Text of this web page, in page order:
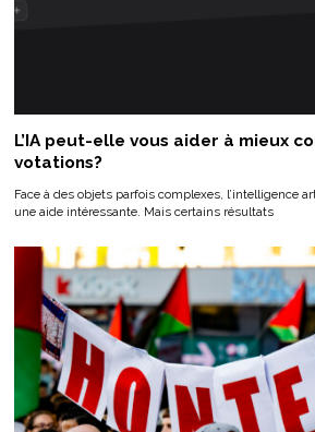
L’IA peut-elle vous aider à mieux
votations?
Face à des objets parfois complexes, l’intelligence
une aide intéressante. Mais certains résultats